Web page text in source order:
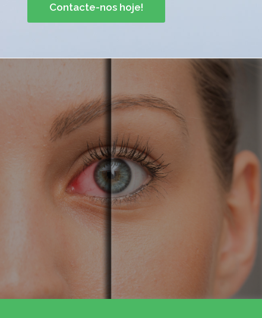
Contacte-nos hoje!